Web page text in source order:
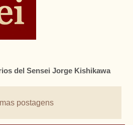
del Sensei Jorge Kishikawa
postagens